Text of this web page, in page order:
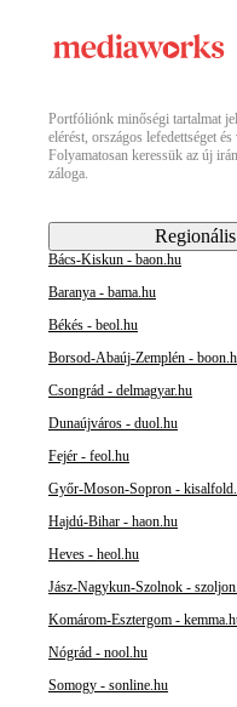
Portfóliónk minőségi tartalmat
elérést, országos lefedettséget
Folyamatosan keressük az új
záloga.
Bács-Kiskun - baon.hu
Baranya - bama.hu
Békés - beol.hu
Borsod-Abaúj-Zemplén -
Csongrád - delmagyar.hu
Dunaújváros - duol.hu
Fejér - feol.hu
Győr-Moson-Sopron -
Hajdú-Bihar - haon.hu
Heves - heol.hu
Jász-Nagykun-Szolnok -
Komárom-Esztergom -
Nógrád - nool.hu
Somogy - sonline.hu